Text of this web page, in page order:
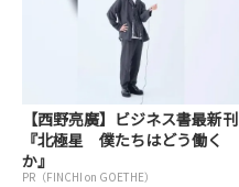
【西野亮廣】ビジネス書最新刊
『北極星 僕たちはどう働く
か』
PR（FINCHI on GOETHE）